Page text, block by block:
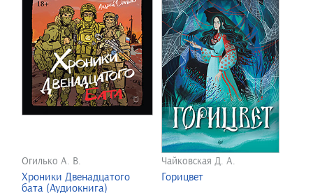
Огилько А. В.
Хроники Двенадцатого
бата (Аудиокнига)
Чайковская Д. А.
Горицвет